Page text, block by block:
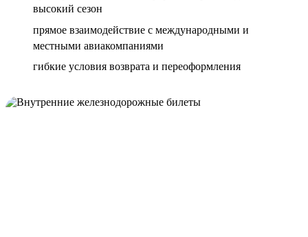
высокий сезон
прямое взаимодействие с международными и
местными авиакомпаниями
гибкие условия возврата и переоформления